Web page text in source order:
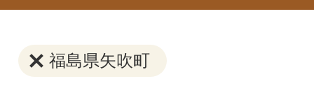
福島県矢吹町